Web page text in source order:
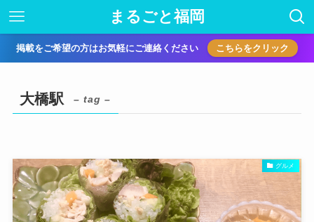
まるごと福岡
掲載をご希望の方はお気軽にご連絡ください こちらをクリック
大橋駅 – tag –
グルメ